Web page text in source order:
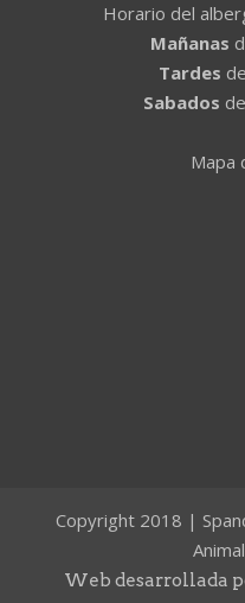
Horario del
Mañanas
Tardes
Sabados
Mapa
Copyright 2018 |
Web desarrollada